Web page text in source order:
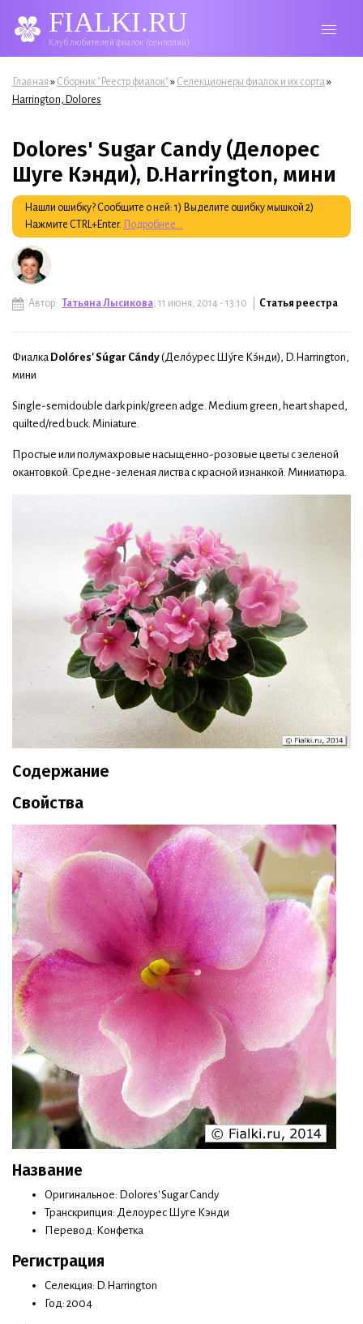
FIALKI.RU
Клуб любителей фиалок (сенполий)
Вы здесь
Главная » Сборник "Реестр фиалок"» Селекционеры фиалок и их сорта »
Harrington, Dolores
Dolores' Sugar Candy (Делорес
Шуге Кэнди), D.Harrington, мини
Нашли ошибку? Сообщите о ней: 1) Выделите ошибку мышкой 2)
Нажмите CTRL+Enter. Подробнее...
Автор: Татьяна Лысикова, 11 июня, 2014 - 13:10 | Статья реестра
Фиалка Dolóres' Súgar Cándy(Дело́урес Шу́ге Кэ́нди), D.Harrington,
мини
Single-semidouble dark pink/green adge. Medium green, heart shaped,
quilted/red buck. Miniature.
Простые или полумахровые насыщенно-розовые цветы с зеленой
окантовкой. Средне-зеленая листва с красной изнанкой. Миниатюра.
Содержание
Свойства
Название
Оригинальное: Dolores' Sugar Candy
Транскрипция: Делоурес Шуге Кэнди
Перевод: Конфетка
Регистрация
Селекция: D.Harrington
Год: 2004